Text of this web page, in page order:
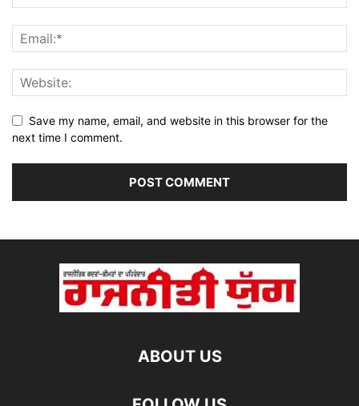
Save my name, email, and website in this browser for the
next time I comment.
ABOUT US